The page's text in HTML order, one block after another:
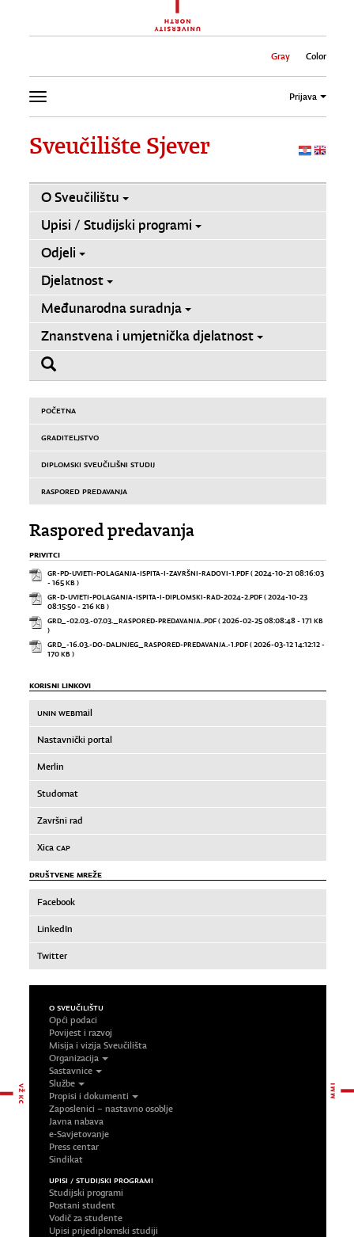
Color
Gray
Prijava
Sveučilište Sjever
O Sveučilištu
Upisi / Studijski programi
Odjeli
Djelatnost
Međunarodna suradnja
Znanstvena i umjetnička djelatnost
POČETNA
GRADITELJSTVO
DIPLOMSKI SVEUČILIŠNI STUDIJ
RASPORED PREDAVANJA
Raspored predavanja
PRIVITCI
GR-PD-UVJETI-POLAGANJA-ISPITA-I-ZAVRŠNI-RADOVI-1.PDF( 2024-10-21 08:16:03
- 165 KB )
GR-D-UVJETI-POLAGANJA-ISPITA-I-DIPLOMSKI-RAD-2024-2.PDF( 2024-10-23
08:15:50 - 216 KB )
GRD_-02.03.-07.03._RASPORED-PREDAVANJA..PDF( 2026-02-25 08:08:48 - 171 KB
)
GRD_-16.03.-DO-DALJNJEG_RASPORED-PREDAVANJA.-1.PDF( 2026-03-12 14:12:12 -
170 KB )
KORISNI LINKOVI
UNIN WEBmail
Nastavnički portal
Merlin
Studomat
Završni rad
Xica CAP
DRUŠTVENE MREŽE
Facebook
LinkedIn
Twitter
O SVEUČILIŠTU
Opći podaci
Povijest i razvoj
Misija i vizija Sveučilišta
Organizacija
Sastavnice
Službe
Propisi i dokumenti
Zaposlenici – nastavno osoblje
Javna nabava
e-Savjetovanje
Press centar
Sindikat
UPISI / STUDIJSKI PROGRAMI
Studijski programi
Postani student
Vodič za studente
Upisi prijediplomski studiji